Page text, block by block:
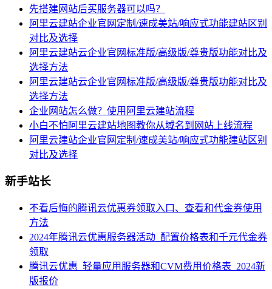
先搭建网站后买服务器可以吗？
阿里云建站企业官网定制/速成美站/响应式功能建站区别
对比及选择
阿里云建站云企业官网标准版/高级版/尊贵版功能对比及
选择方法
阿里云建站云企业官网标准版/高级版/尊贵版功能对比及
选择方法
企业网站怎么做？使用阿里云建站流程
小白不怕阿里云建站地图教你从域名到网站上线流程
阿里云建站企业官网定制/速成美站/响应式功能建站区别
对比及选择
新手站长
不看后悔的腾讯云优惠券领取入口、查看和代金券使用
方法
2024年腾讯云优惠服务器活动_配置价格表和千元代金券
领取
腾讯云优惠_轻量应用服务器和CVM费用价格表_2024新
版报价